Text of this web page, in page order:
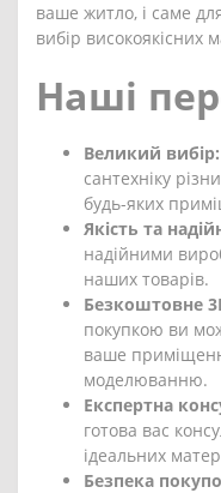
ваше житло, і саме
вибір високоякісних
Наші
Великий вибір:
сантехніку
будь-яких
Якість та
надійними
наших товарів.
Безкоштовне
покупкою ви
ваше
моделюванню.
Експертна
готова вас
ідеальних
Безпека